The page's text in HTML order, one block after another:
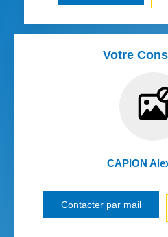
Votre
CAPION
Contacter par mail